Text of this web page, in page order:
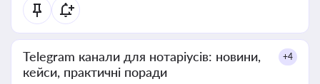
Telegram канали для нотаріусів: новини,
кейси, практичні поради
+4